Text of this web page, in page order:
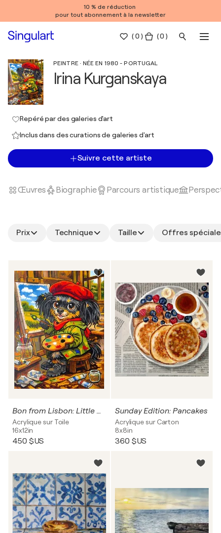
10 % de réduction
pour tout abonnement à la newsletter
(0 ) ( 0 )
PEINTRE · NÉE EN 1980 - PORTUGAL
Irina Kurganskaya
Repéré par des galeries d'art
Inclus dans des curations de galeries d'art
Suivre cette artiste
Œuvres Biographie Parcours artistique
Prix Technique Taille Offres
Bon from Lisbon: Little Artist at Work
Acrylique sur Toile
16x12in
450 $US
Sunday Edition: Pancakes
Acrylique sur Carton
8x8in
360 $US